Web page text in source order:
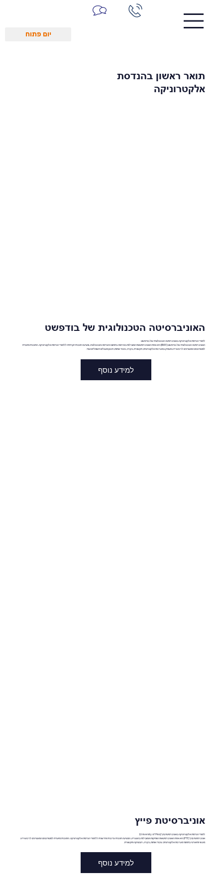
יום פתוח
תואר ראשון בהנדסת
אלקטרוניקה
האוניברסיטה הטכנולוגית של בודפשט
לימודי הנדסת אלקטרוניקה באוניברסיטה הטכנולוגית של בודפשט
האוניברסיטה הטכנולוגית של בודפשט (BME) היא אחת האוניברסיטאות המובילות באירופה בתחום ההנדסה והטכנולוגיה, ומציעה תוכנית יוקרתית ללימודי הנדסת אלקטרוניקה. התוכנית מיועדת
לסטודנטים המעוניינים לרכוש ידע מעמיק במערכות אלקטרוניות, תקשורת, בקרה, עיבוד אותות, תכנון מעגלים חשמליים ועוד.
למידע נוסף
אוניברסיטת פייץ
לימודי הנדסת אלקטרוניקה באוניברסיטת פֵּץ' (University of Pécs)
אוניברסיטת פֵּץ' (PTE) היא אחת האוניברסיטאות הוותיקות והמובילות בהונגריה, המציעה תוכנית עדכנית וחדשנית ללימודי הנדסת אלקטרוניקה. התוכנית מיועדת לסטודנטים המעוניינים לרכוש ידע
מעשי ותיאורטי בתחומי מערכות אלקטרוניות, עיבוד אותות, בקרה, רובוטיקה ותקשורת.
למידע נוסף